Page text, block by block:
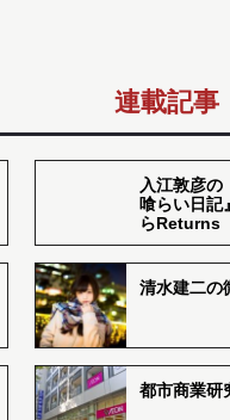
連載記事
入江敦彦の
喰らい日記
らReturns
清水建二の
都市商業研